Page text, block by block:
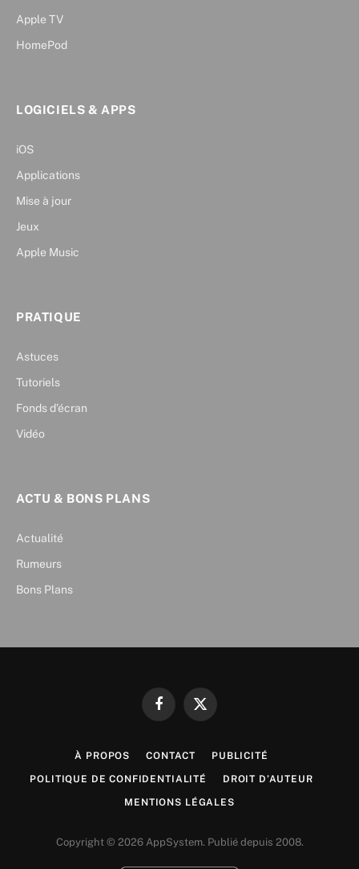
Apple TV
HomePod
LOGICIELS & APPS
iOS
Applications
Mise à jour
Jeux
Apple Music
PRATIQUE
Astuces
Tutoriels
Fonds d’écran
Vidéo
ACTU & BONS PLANS
Actualité
Rumeurs
Bons Plans
FacebookX
À PROPOS CONTACT PUBLICITÉ
POLITIQUE DE CONFIDENTIALITÉ DROIT D’AUTEUR
MENTIONS LÉGALES
Copyright © 2026 AppSystem. Publié depuis 2008.